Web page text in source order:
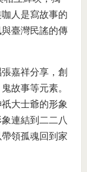
人是寫故事的
臺灣民謠的傳
嘉祥分享，創
故事等元素。
大士爺的形象
連結到二二八
領孤魂回到家